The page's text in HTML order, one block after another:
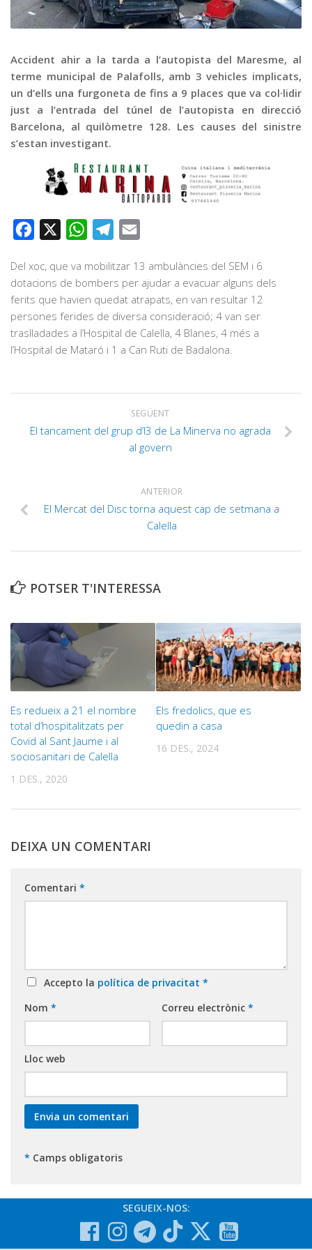
Publicitat
Contacte
Accident ahir a la tarda a l’autopista del Maresme, al
terme municipal de Palafolls, amb 3 vehicles implicats,
un d’ells una furgoneta de fins a 9 places que va col·lidir
just a l’entrada del túnel de l’autopista en direcció
Barcelona, al quilòmetre 128. Les causes del sinistre
s’estan investigant.
Facebook WhatsAppTelegram
Del xoc, que va mobilitzar 13 ambulàncies del SEM i 6
dotacions de bombers per ajudar a evacuar alguns dels
ferits que havien quedat atrapats, en van resultar 12
persones ferides de diversa consideració; 4 van ser
traslladades a l’Hospital de Calella, 4 Blanes, 4 més a
l’Hospital de Mataró i 1 a Can Ruti de Badalona.
SEGÜENT
El tancament del grup d’I3 de La Minerva no agrada
al govern
ANTERIOR
El Mercat del Disc torna aquest cap de setmana a
Calella
POTSER T'INTERESSA
Es redueix a 21 el nombre
total d’hospitalitzats per
Covid al Sant Jaume i al
sociosanitari de Calella
1 DES., 2020
Els fredolics, que es
quedin a casa
16 DES., 2024
DEIXA UN COMENTARI
Comentari *
Accepto la política de privacitat *
Nom * Correu electrònic *
Lloc web
* Camps obligatoris
SEGUEIX-NOS: